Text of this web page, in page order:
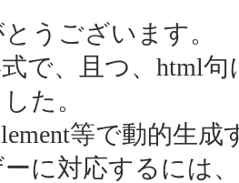
うございます。
で、且つ、html
た。
等で動的生
ーに対応するには